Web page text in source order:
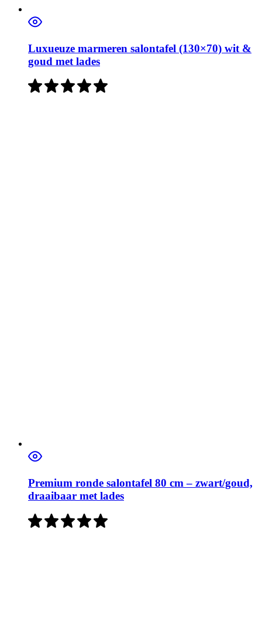
Luxueuze marmeren salontafel (130×70) wit &
goud met lades
Premium ronde salontafel 80 cm – zwart/goud,
draaibaar met lades